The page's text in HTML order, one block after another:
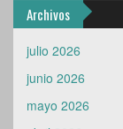
Archivos
julio 2026
junio 2026
mayo 2026